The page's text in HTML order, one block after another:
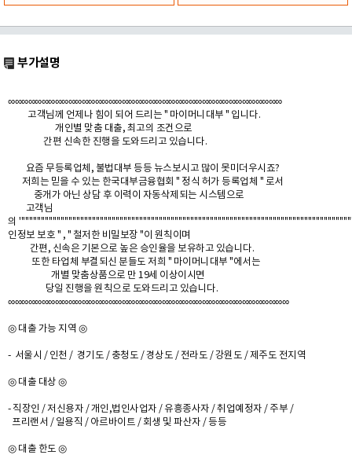
부가설명
∞∞∞∞∞∞∞∞∞∞∞∞∞∞∞∞∞∞∞∞∞∞∞∞∞∞∞∞∞∞∞∞∞∞∞∞∞∞∞∞∞
고객님께 언제나 힘이 되어 드리는 " 마이머니대부 " 입니다.
개인별 맞춤 대출, 최고의 조건으로
간편 신속한 진행을 도와드리고 있습니다.
요즘 무등록업체, 불법대부 등등 뉴스보시고 많이 못미더우시죠?
저희는 믿을 수 있는 한국대부금융협회 " 정식 허가 등록업체 " 로서
중개가 아닌 상담 후 이력이 자동삭제되는 시스템으로
고객님
의
인정보 보호 " , " 철저한 비밀보장 "이 원칙이며
간편, 신속은 기본으로 높은 승인율을 보유하고 있습니다.
또한 타업체 부결되신 분들도 저희 " 마이머니대부 "에서는
개별 맞춤상품으로 만 19세 이상이시면
당일 진행을 원칙으로 도와드리고 있습니다.
∞∞∞∞∞∞∞∞∞∞∞∞∞∞∞∞∞∞∞∞∞∞∞∞∞∞∞∞∞∞∞∞∞∞∞∞∞∞∞∞∞∞
◎ 대출 가능 지역 ◎
- 서울시 / 인천 / 경기도 / 충청도 / 경상도 / 전라도 / 강원도 / 제주도 전지역
◎ 대출 대상 ◎
- 직장인 / 저신용자 / 개인,법인사업자 / 유흥종사자 / 취업예정자 / 주부 /
프리랜서 / 일용직 / 아르바이트 / 회생 및 파산자 / 등등
◎ 대출 한도 ◎